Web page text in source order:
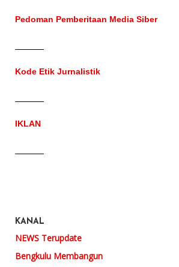
Pedoman Pemberitaan Media Siber
Kode Etik Jurnalistik
IKLAN
KANAL
NEWS Terupdate
Bengkulu Membangun